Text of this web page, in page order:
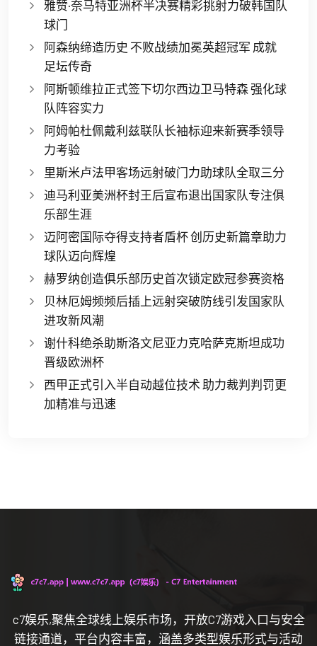
雅赞·奈马特亚洲杯半决赛精彩挑射力破韩国队
球门
阿森纳缔造历史 不败战绩加冕英超冠军 成就
足坛传奇
阿斯顿维拉正式签下切尔西边卫马特森 强化球
队阵容实力
阿姆帕杜佩戴利兹联队长袖标迎来新赛季领导
力考验
里斯米卢法甲客场远射破门力助球队全取三分
迪马利亚美洲杯封王后宣布退出国家队专注俱
乐部生涯
迈阿密国际夺得支持者盾杯 创历史新篇章助力
球队迈向辉煌
赫罗纳创造俱乐部历史首次锁定欧冠参赛资格
贝林厄姆频频后插上远射突破防线引发国家队
进攻新风潮
谢什科绝杀助斯洛文尼亚力克哈萨克斯坦成功
晋级欧洲杯
西甲正式引入半自动越位技术 助力裁判判罚更
加精准与迅速
c7娱乐,聚焦全球线上娱乐市场，开放C7游戏入口与安全
链接通道，平台内容丰富，涵盖多类型娱乐形式与活动